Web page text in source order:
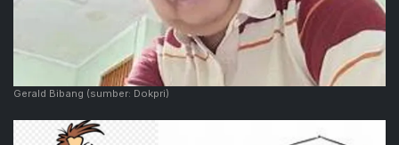
Gerald Bibang (sumber: Dokpri)